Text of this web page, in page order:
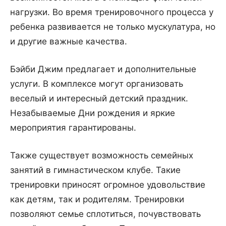
нагрузки. Во время тренировочного процесса у
ребенка развивается не только мускулатура, но
и другие важные качества.
Бэйби Джим предлагает и дополнительные
услуги. В комплексе могут организовать
веселый и интересный детский праздник.
Незабываемые Дни рождения и яркие
мероприятия гарантированы.
Также существует возможность семейных
занятий в гимнастическом клубе. Такие
тренировки приносят огромное удовольствие
как детям, так и родителям. Тренировки
позволяют семье сплотиться, почувствовать